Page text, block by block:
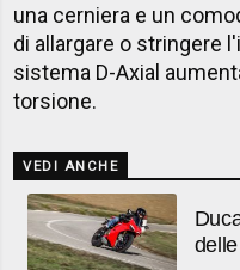
una cerniera e un
di allargare o stringere
sistema D-Axial
torsione.
VEDI ANCHE